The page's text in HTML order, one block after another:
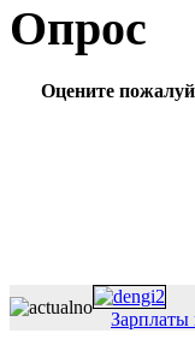
Опрос
Оцените
Зарплаты